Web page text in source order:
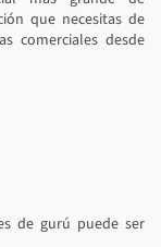
que necesitas de
comerciales desde
de gurú puede ser